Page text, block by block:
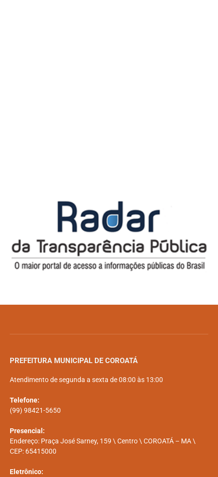
PREFEITURA MUNICIPAL DE COROATÁ
Atendimento de segunda a sexta de 08:00 às 13:00
Telefone:
(99) 98421-5650
Presencial:
Endereço: Praça José Sarney, 159 \ Centro \ COROATÁ – MA \
CEP: 65415000
Eletrônico: